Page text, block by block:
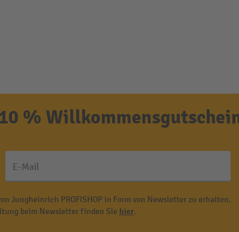
%
E-Mail
Jungheinrich PROFISHOP in Form von Newsletter zu erhalten.
beim Newsletter finden Sie hier.